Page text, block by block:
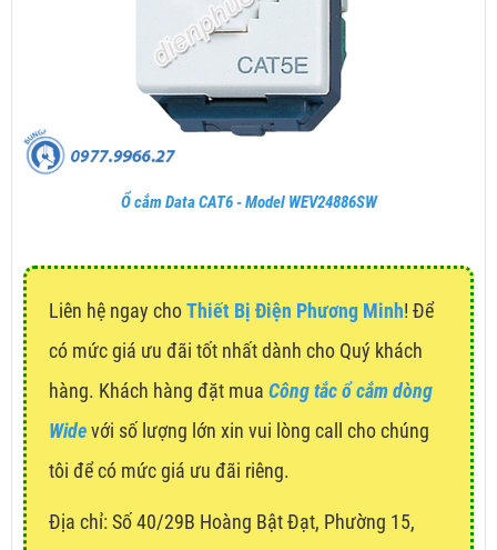
Ổ cắm Data CAT6 - Model WEV24886SW
Liên hệ ngay choThiết Bị Điện Phương Minh! Để
có mức giá ưu đãi tốt nhất dành cho Quý khách
hàng. Khách hàng đặt mua Công tắc ổ cắm dòng
Widevới số lượng lớn xin vui lòng call cho chúng
tôi để có mức giá ưu đãi riêng.
Địa chỉ: Số 40/29B Hoàng Bật Đạt, Phường 15,